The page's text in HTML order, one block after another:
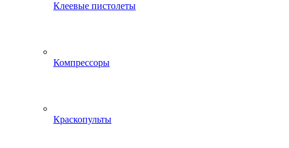
Клеевые пистолеты
Компрессоры
Краскопульты